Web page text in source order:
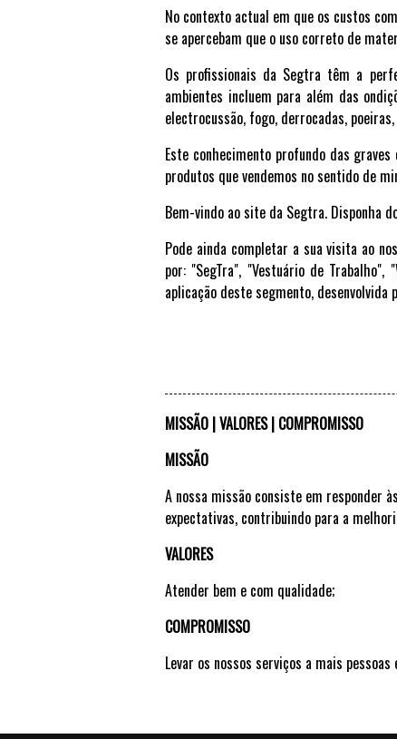
No contexto actual em que os custos
se apercebam que o uso correto de
Os profissionais da Segtra têm a
ambientes incluem para além das
electrocussão, fogo, derrocadas,
Este conhecimento profundo das
produtos que vendemos no sentido de
Bem-vindo ao site da Segtra. Disponha
Pode ainda completar a sua visita ao
por: "SegTra", "Vestuário de
aplicação deste segmento,
MISSÃO | VALORES | COMPROMISSO
MISSÃO
A nossa missão consiste em responder
expectativas, contribuindo para a
VALORES
Atender bem e com qualidade;
COMPROMISSO
Levar os nossos serviços a mais